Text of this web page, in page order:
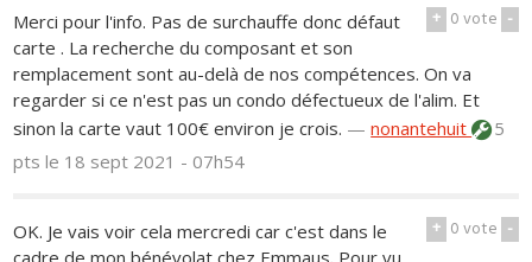
+ 0vote -
Merci pour l'info. Pas de surchauffe donc défaut
carte . La recherche du composant et son
remplacement sont au-delà de nos compétences. On va
regarder si ce n'est pas un condo défectueux de l'alim. Et
sinon la carte vaut 100€ environ je crois. —nonantehuit
5
ptsle 18 sept 2021 - 07h54
+ 0vote -
OK. Je vais voir cela mercredi car c'est dans le
cadre de mon bénévolat chez Emmaus. Pour vu